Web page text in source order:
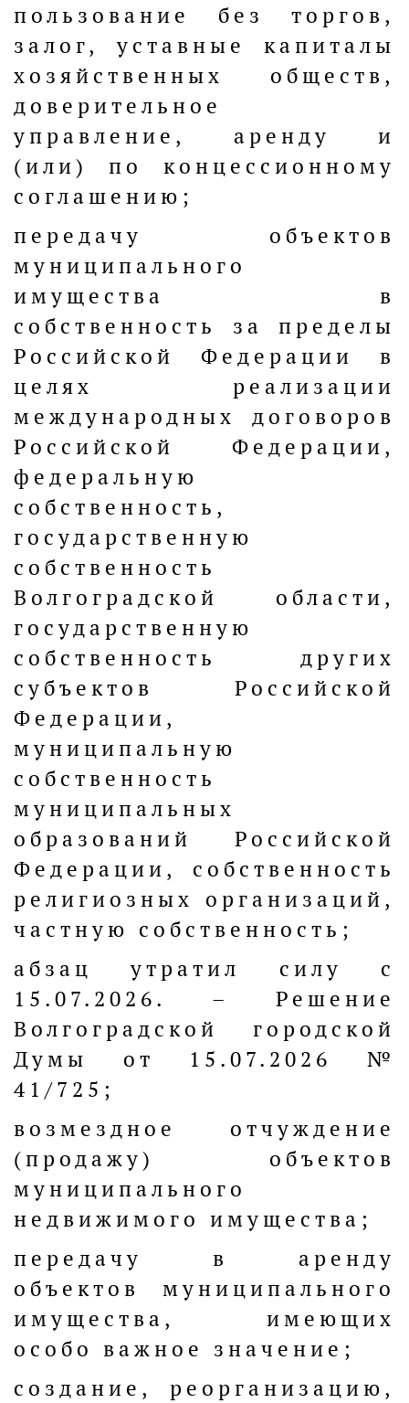
пользование без торгов,
залог, уставные капиталы
хозяйственных обществ,
доверительное
управление, аренду и
(или) по концессионному
соглашению;
передачу объектов
муниципального
имущества в
собственность за пределы
Российской Федерации в
целях реализации
международных договоров
Российской Федерации,
федеральную
собственность,
государственную
собственность
Волгоградской области,
государственную
собственность других
субъектов Российской
Федерации,
муниципальную
собственность
муниципальных
образований Российской
Федерации, собственность
религиозных организаций,
частную собственность;
абзац утратил силу с
15.07.2026. – Решение
Волгоградской городской
Думы от 15.07.2026 №
41/725;
возмездное отчуждение
(продажу) объектов
муниципального
недвижимого имущества;
передачу в аренду
объектов муниципального
имущества, имеющих
особо важное значение;
создание, реорганизацию,